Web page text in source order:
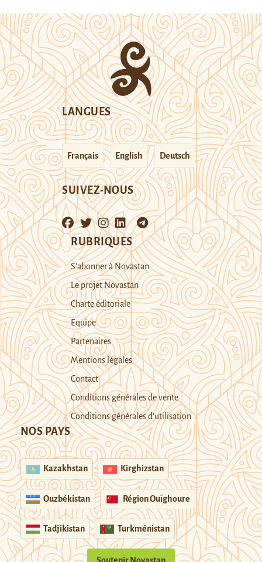
LANGUES
Français English Deutsch
SUIVEZ-NOUS
RUBRIQUES
S’abonner à Novastan
Le projet Novastan
Charte éditoriale
Equipe
Partenaires
Mentions légales
Contact
Conditions générales de vente
Conditions générales d’utilisation
NOS PAYS
Kazakhstan Kirghizstan
Ouzbékistan Région Ouïghoure
Tadjikistan Turkménistan